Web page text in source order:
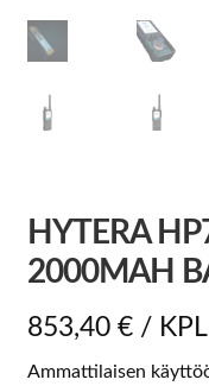
HYTERA
2000MAH
853,40 €/ KPL
Ammattilaisen